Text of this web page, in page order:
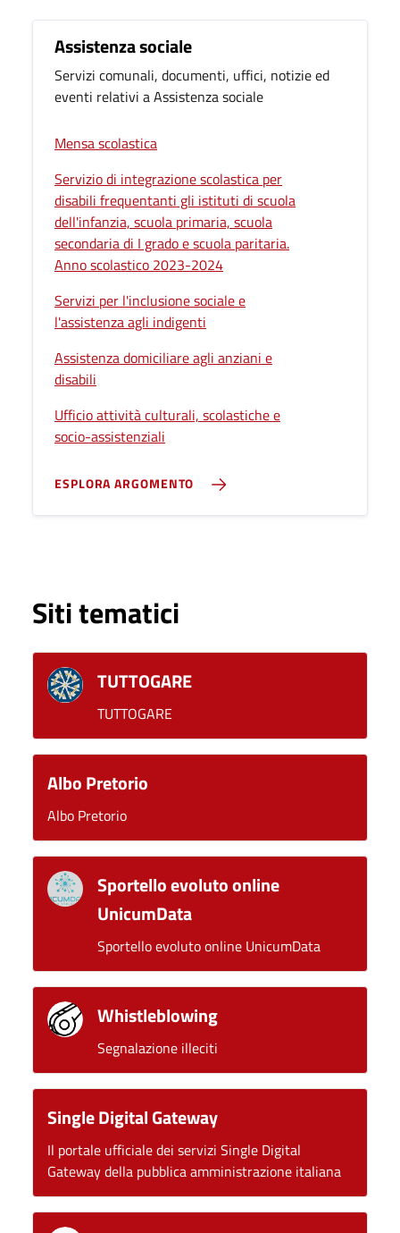
Assistenza sociale
Servizi comunali, documenti, uffici, notizie ed
eventi relativi a Assistenza sociale
Mensa scolastica
Servizio di integrazione scolastica per
disabili frequentanti gli istituti di scuola
dell'infanzia, scuola primaria, scuola
secondaria di I grado e scuola paritaria.
Anno scolastico 2023-2024
Servizi per l'inclusione sociale e
l'assistenza agli indigenti
Assistenza domiciliare agli anziani e
disabili
Ufficio attività culturali, scolastiche e
socio-assistenziali
ESPLORA ARGOMENTO
Siti tematici
TUTTOGARE
TUTTOGARE
Albo Pretorio
Albo Pretorio
Sportello evoluto online
UnicumData
Sportello evoluto online UnicumData
Whistleblowing
Segnalazione illeciti
Single Digital Gateway
Il portale ufficiale dei servizi Single Digital
Gateway della pubblica amministrazione italiana